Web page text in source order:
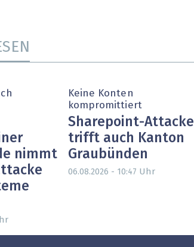
nimmt
Keine Konten
kompromittiert
Sharepoint-Attacke
trifft auch Kanton
Graubünden
06.08.2026 - 10:47 Uhr